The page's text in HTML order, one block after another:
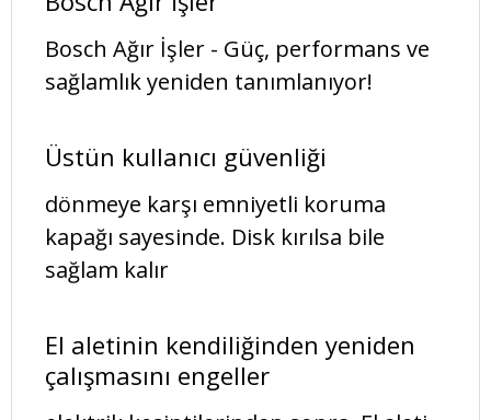
Bosch Ağır İşler - Güç, performans ve
sağlamlık yeniden tanımlanıyor!
Üstün kullanıcı güvenliği
dönmeye karşı emniyetli koruma
kapağı sayesinde. Disk kırılsa bile
sağlam kalır
El aletinin kendiliğinden yeniden
çalışmasını engeller